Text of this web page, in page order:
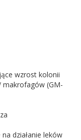
wzrost kolonii
makrofagów (GM-
działanie leków